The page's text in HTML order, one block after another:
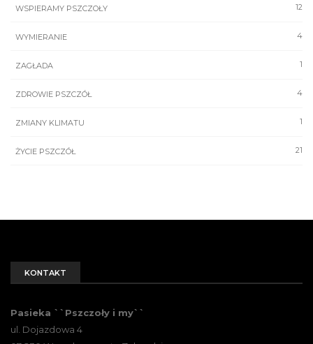
12
WSPIERAMY PSZCZOŁY
4
WYMIERANIE
1
ZAGŁADA
4
ZDROWIE PSZCZÓŁ
1
ZMIANY KLIMATU
21
ŻYCIE PSZCZÓŁ
KONTAKT
Pasieka ``Pszczoły i my``
ul. Dojazdowa 4